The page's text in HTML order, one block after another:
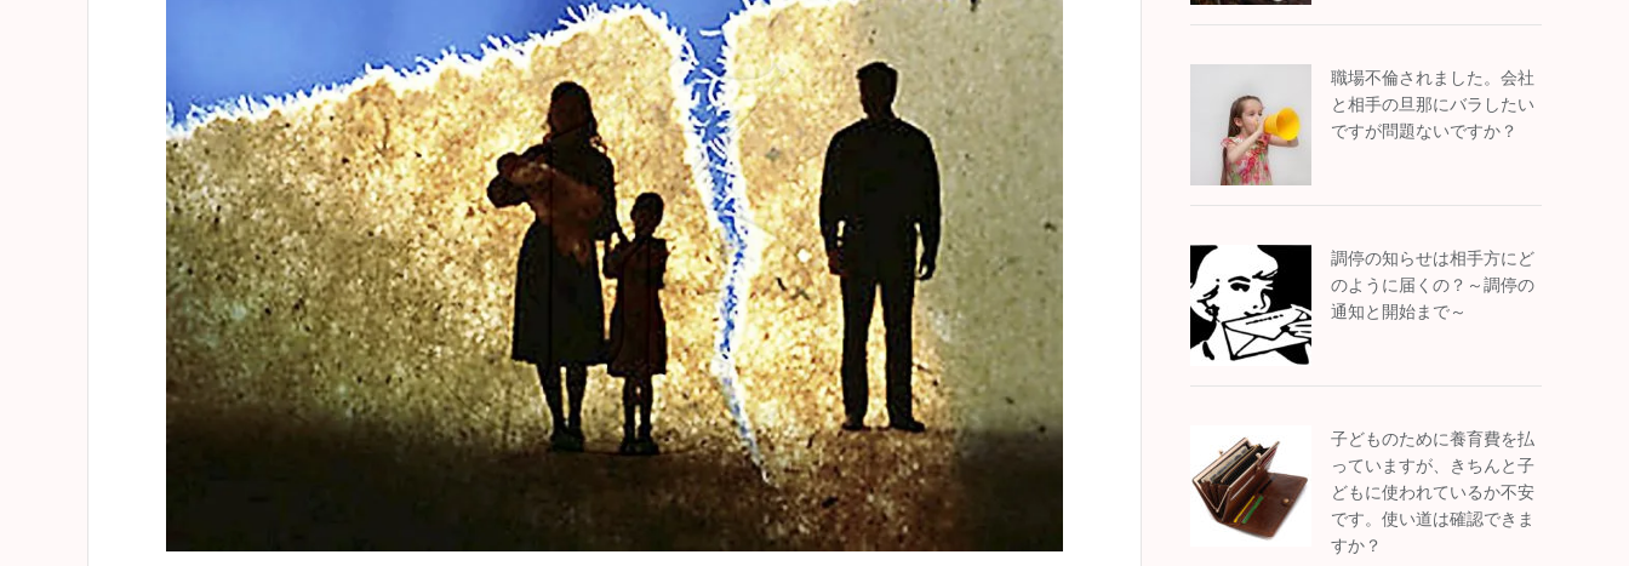
職場不倫されました。会社
と相手の旦那にバラしたい
ですが問題ないですか？
調停の知らせは相手方にど
のように届くの？～調停の
通知と開始まで～
子どものために養育費を払
っていますが、きちんと子
どもに使われているか不安
です。使い道は確認できま
すか？